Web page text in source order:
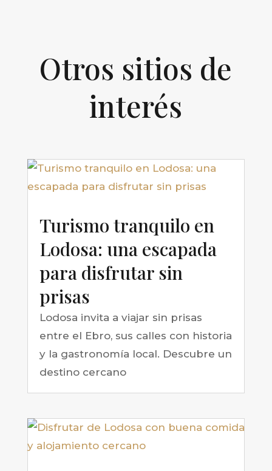
Otros sitios de
interés
Turismo tranquilo en
Lodosa: una escapada
para disfrutar sin
prisas
Lodosa invita a viajar sin prisas
entre el Ebro, sus calles con historia
y la gastronomía local. Descubre un
destino cercano